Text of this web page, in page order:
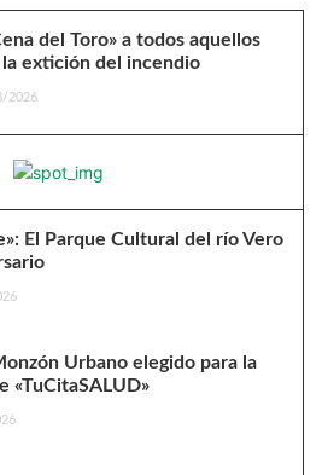
del Toro» a todos aquellos
extición del incendio
2026
El Parque Cultural del río Vero
Urbano elegido para la
«TuCitaSALUD»